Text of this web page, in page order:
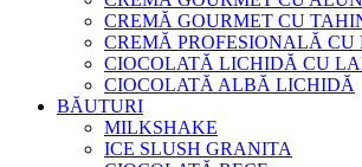
CREMĂ GOURMET CU
CREMĂ PROFESIONALĂ CU
CIOCOLATĂ LICHIDĂ CU
CIOCOLATĂ ALBĂ LICHIDĂ
BĂUTURI
MILKSHAKE
ICE SLUSH GRANITA